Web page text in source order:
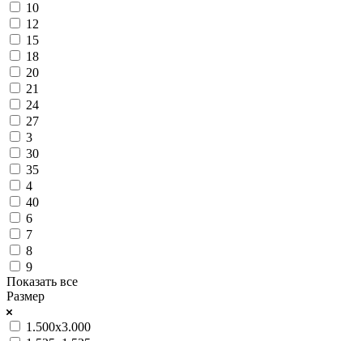
10
12
15
18
20
21
24
27
3
30
35
4
40
6
7
8
9
Показать все
Размер
1.500x3.000